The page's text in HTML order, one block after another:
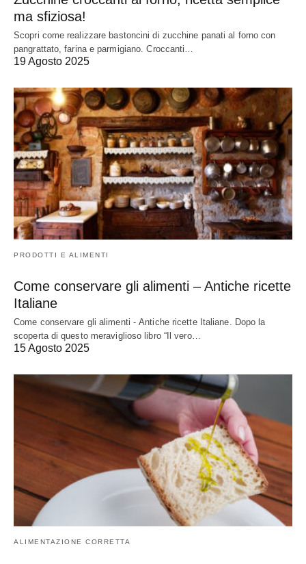
ma sfiziosa!
Scopri come realizzare bastoncini di zucchine panati al forno con
pangrattato, farina e parmigiano. Croccanti…
19 Agosto 2025
PRODOTTI E ALIMENTI
Come conservare gli alimenti – Antiche ricette
Italiane
Come conservare gli alimenti - Antiche ricette Italiane. Dopo la
scoperta di questo meraviglioso libro “Il vero…
15 Agosto 2025
ALIMENTAZIONE CORRETTA